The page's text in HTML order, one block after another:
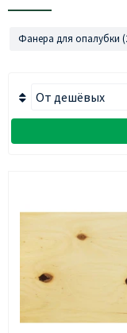
Фанера для опалубки